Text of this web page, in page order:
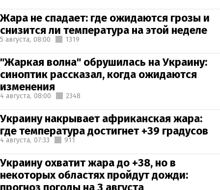
Жара не спадает: где ожидаются грозы и
снизится ли температура на этой неделе
5 августа, 08:00 1319
"Жаркая волна" обрушилась на Украину:
синоптик рассказал, когда ожидаются
изменения
4 августа, 08:00 2348
Украину накрывает африканская жара:
где температура достигнет +39 градусов
4 августа, 07:33 911
Украину охватит жара до +38, но в
некоторых областях пройдут дожди:
прогноз погоды на 3 августа